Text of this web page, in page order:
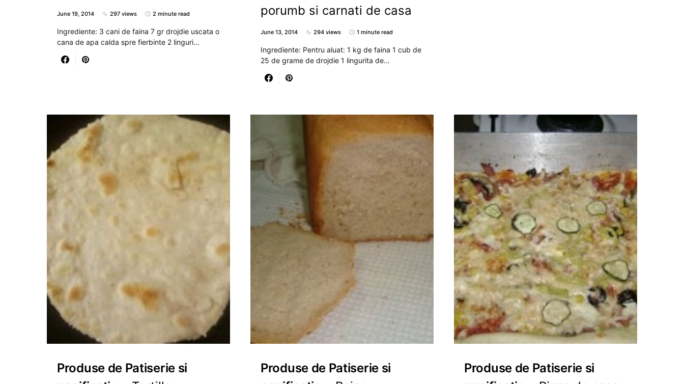
June 19, 2014 297 views 2 minute read
Ingrediente: 3 cani de faina 7 gr drojdie uscata o
cana de apa calda spre fierbinte 2 linguri…
porumb si carnati de casa
June 13, 2014 294 views 1 minute read
Ingrediente: Pentru aluat: 1 kg de faina 1 cub de
25 de grame de drojdie 1 lingurita de…
Produse de Patiserie si
Produse de Patiserie si
Produse de Patiserie si